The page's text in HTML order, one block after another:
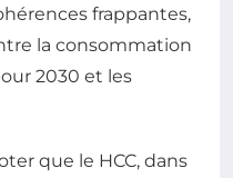
frappantes,
la consommation
2030 et les
que le HCC, dans